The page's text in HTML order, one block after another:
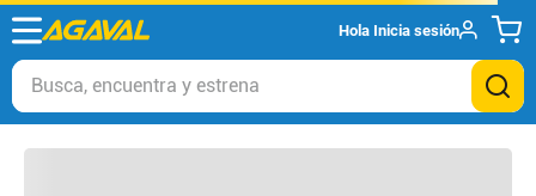
Hola Inicia sesión
Busca, encuentra y estrena
Otros clientes compraron